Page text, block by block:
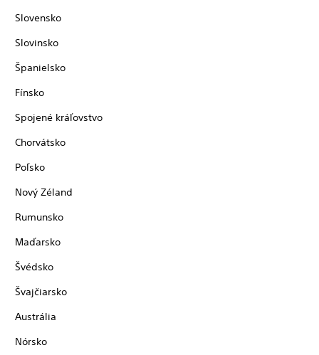
Slovensko
Slovinsko
Španielsko
Fínsko
Spojené kráľovstvo
Chorvátsko
Poľsko
Nový Zéland
Rumunsko
Maďarsko
Švédsko
Švajčiarsko
Austrália
Nórsko